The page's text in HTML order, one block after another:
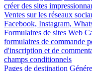
créer des sites
Ventes sur les réseaux
Facebook, Instagram,
Formulaires de sites Web
formulaires de commande
d'inscription et de
champs conditionnels
Pages de destination